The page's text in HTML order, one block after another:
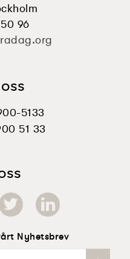
96
5133
51 33
Nyhetsbrev